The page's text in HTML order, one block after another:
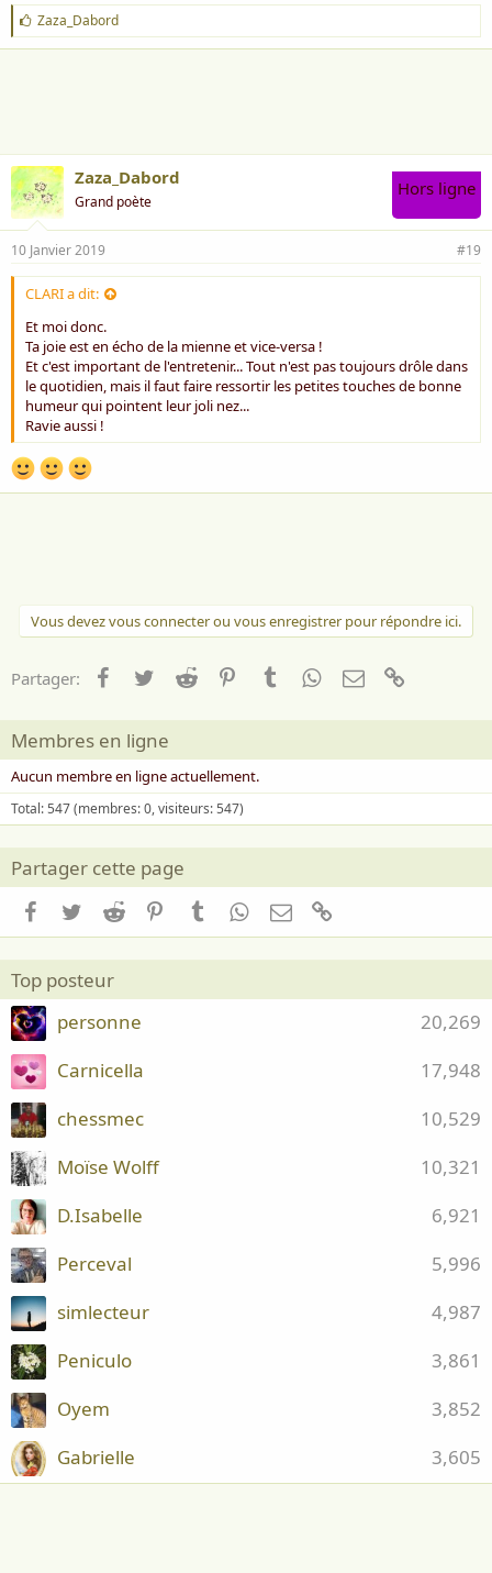
J
'
a
Zaza_Dabord
Zaza_Dabord
Grand poète
Hors ligne
10 Janvier 2019 #19
CLARI a dit:
Et moi donc.
Ta joie est en écho de la mienne et vice-versa !
Et c'est important de l'entretenir... Tout n'est pas toujours drôle dans
le quotidien, mais il faut faire ressortir les petites touches de bonne
humeur qui pointent leur joli nez...
Ravie aussi !
Vous devez vous connecter ou vous enregistrer pour répondre ici.
Partager: Facebook
TwitterReddit PinterestTumblrWhatsApp
Email
Membres en ligne
Aucun membre en ligne actuellement.
Total: 547 (membres: 0, visiteurs: 547)
Partager cette page
Facebook
TwitterReddit PinterestTumblrWhatsApp
Email
Top posteur
20,269
personne
17,948
Carnicella
10,529
chessmec
10,321
Moïse Wolff
6,921
D.Isabelle
5,996
Perceval
4,987
simlecteur
3,861
Peniculo
3,852
Oyem
3,605
Gabrielle